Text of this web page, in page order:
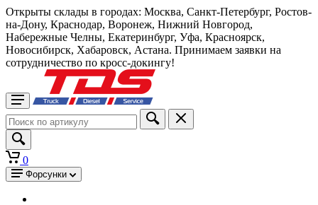
Открыты склады в городах: Москва, Санкт-Петербург, Ростов-
на-Дону, Краснодар, Воронеж, Нижний Новгород,
Набережные Челны, Екатеринбург, Уфа, Красноярск,
Новосибирск, Хабаровск, Астана. Принимаем заявки на
сотрудничество по кросс-докингу!
0
Форсунки